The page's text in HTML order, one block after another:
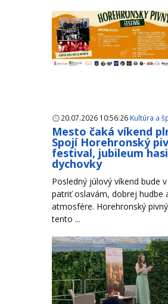
20.07.2026 10:56:26 Kultúra a
Mesto čaká víkend
Spojí Horehronský
festival, jubileum
dychovky
Posledný júlový víkend bude
patriť oslavám, dobrej hudbe
atmosfére. Horehronský
tento ...